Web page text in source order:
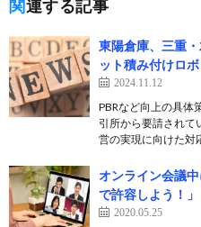
関連する記事
東陽倉庫、三重
ット積み付けロ
2024.11.12
PBRなど向上の具体
引所から要請されて
営の実現に向けた
オンライン会議
で許容しよう！」
2020.05.25